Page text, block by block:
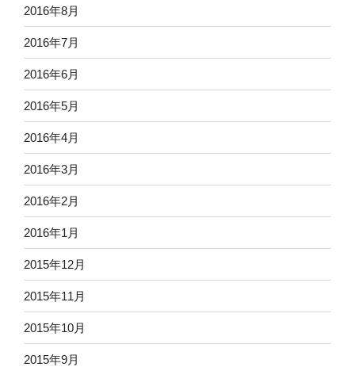
2016年8月
2016年7月
2016年6月
2016年5月
2016年4月
2016年3月
2016年2月
2016年1月
2015年12月
2015年11月
2015年10月
2015年9月